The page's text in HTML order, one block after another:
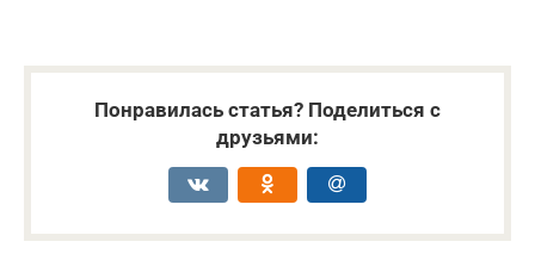
Понравилась статья? Поделиться с
друзьями: